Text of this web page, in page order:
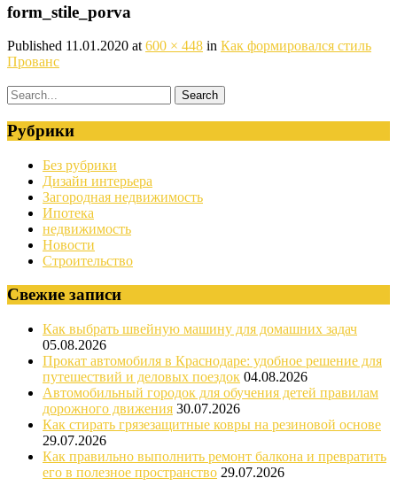
form_stile_porva
Published 11.01.2020 at 600 × 448 in Как формировался стиль
Прованс
Рубрики
Без рубрики
Дизайн интерьера
Загородная недвижимость
Ипотека
недвижимость
Новости
Строительство
Свежие записи
Как выбрать швейную машину для домашних задач
05.08.2026
Прокат автомобиля в Краснодаре: удобное решение для
путешествий и деловых поездок 04.08.2026
Автомобильный городок для обучения детей правилам
дорожного движения 30.07.2026
Как стирать грязезащитные ковры на резиновой основе
29.07.2026
Как правильно выполнить ремонт балкона и превратить
его в полезное пространство 29.07.2026